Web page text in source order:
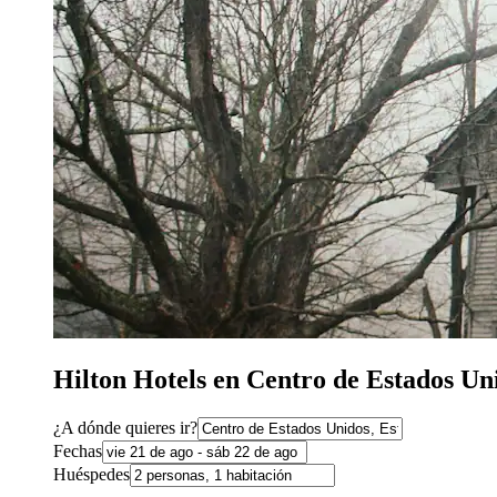
Hilton Hotels en Centro de Estados
¿A dónde quieres ir?
Fechas
Huéspedes